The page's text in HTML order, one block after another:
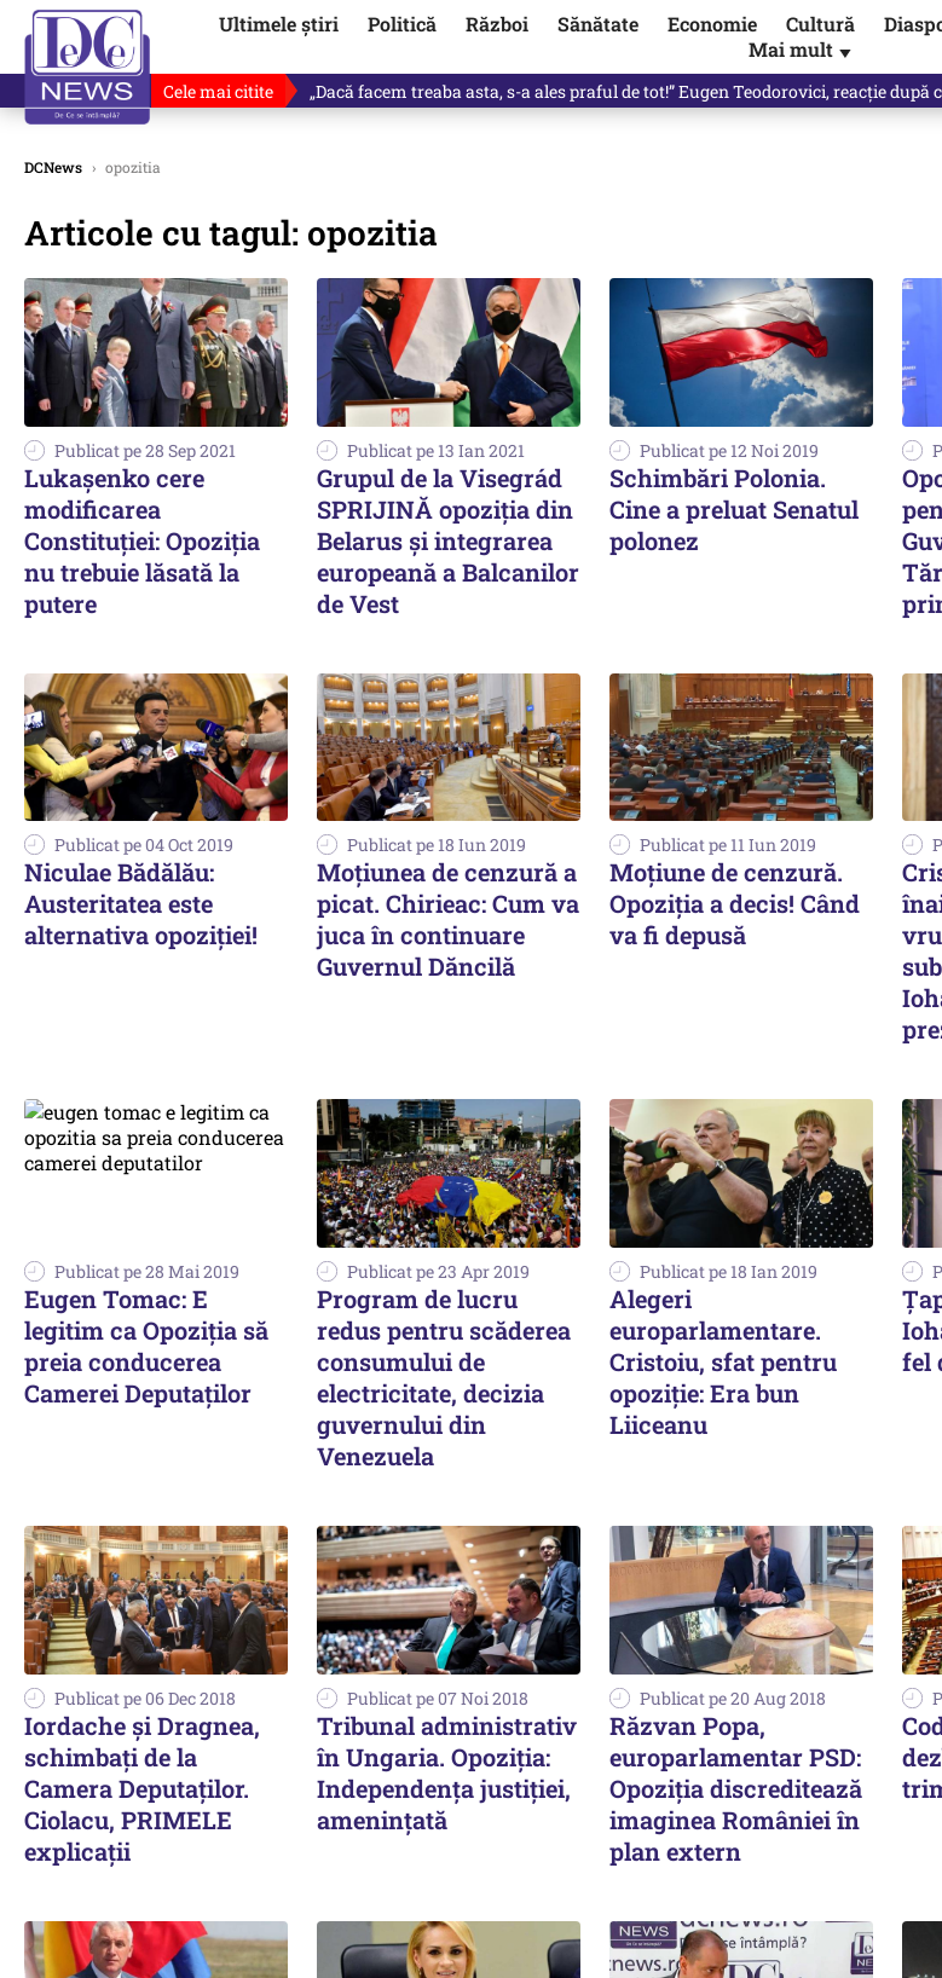
Ultimele știri Politică Război Sănătate Economie Cultură
Mai mult ▼
Cele mai citite „Dacă facem treaba asta, s-a ales praful de tot!” Eugen Teodorovici, reacție după
DCNews › opozitia
Articole cu tagul: opozitia
Publicat pe 28 Sep 2021
Lukașenko cere
modificarea
Constituției: Opoziția
nu trebuie lăsată la
putere
Publicat pe 13 Ian 2021
Grupul de la Visegrád
SPRIJINĂ opoziția din
Belarus și integrarea
europeană a Balcanilor
de Vest
Publicat pe 12 Noi 2019
Schimbări Polonia.
Cine a preluat Senatul
polonez
Publicat pe 04 Oct 2019
Niculae Bădălău:
Austeritatea este
alternativa opoziției!
Publicat pe 18 Iun 2019
Moțiunea de cenzură a
picat. Chirieac: Cum va
juca în continuare
Guvernul Dăncilă
Publicat pe 11 Iun 2019
Moțiune de cenzură.
Opoziția a decis! Când
va fi depusă
Publicat pe 28 Mai 2019
Eugen Tomac: E
legitim ca Opoziţia să
preia conducerea
Camerei Deputaţilor
Publicat pe 23 Apr 2019
Program de lucru
redus pentru scăderea
consumului de
electricitate, decizia
guvernului din
Venezuela
Publicat pe 18 Ian 2019
Alegeri
europarlamentare.
Cristoiu, sfat pentru
opoziție: Era bun
Liiceanu
fel
Publicat pe 06 Dec 2018
Iordache și Dragnea,
schimbați de la
Camera Deputaților.
Ciolacu, PRIMELE
explicații
Publicat pe 07 Noi 2018
Tribunal administrativ
în Ungaria. Opoziția:
Independenţa justiţiei,
amenințată
Publicat pe 20 Aug 2018
Răzvan Popa,
europarlamentar PSD:
Opoziţia discreditează
imaginea României în
plan extern